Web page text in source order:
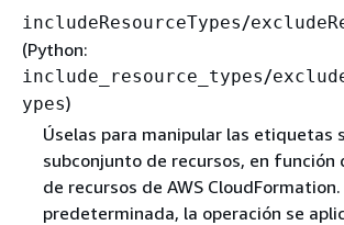
includeResourceTypes/
(Python:
include_resource_types/
ypes)
Úselas para manipular las etiquetas
subconjunto de recursos, en función
de recursos de AWS
predeterminada, la operación se